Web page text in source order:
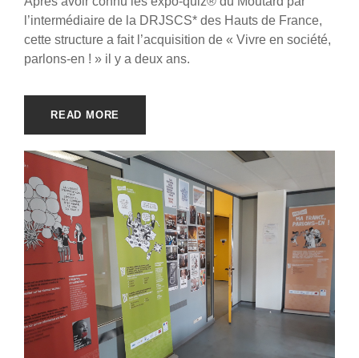
l’intermédiaire de la DRJSCS* des Hauts de France,
cette structure a fait l’acquisition de « Vivre en société,
parlons-en ! » il y a deux ans.
READ MORE